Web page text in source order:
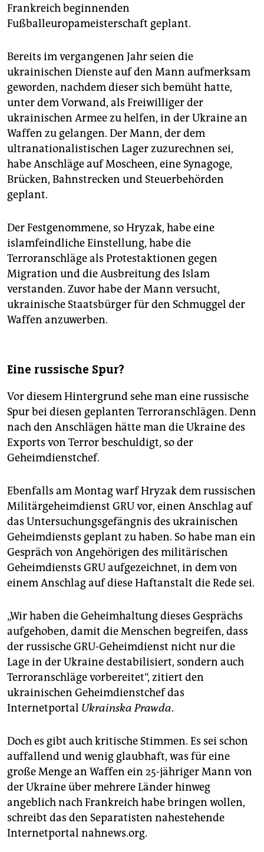
Frankreich beginnenden
Fußballeuropameisterschaft geplant.
Bereits im vergangenen Jahr seien die
ukrainischen Dienste auf den Mann aufmerksam
geworden, nachdem dieser sich bemüht hatte,
unter dem Vorwand, als Freiwilliger der
ukrainischen Armee zu helfen, in der Ukraine an
Waffen zu gelangen. Der Mann, der dem
ultranationalistischen Lager zuzurechnen sei,
habe Anschläge auf Moscheen, eine Synagoge,
Brücken, Bahnstrecken und Steuerbehörden
geplant.
Der Festgenommene, so Hryzak, habe eine
islamfeindliche Einstellung, habe die
Terroranschläge als Protestaktionen gegen
Migration und die Ausbreitung des Islam
verstanden. Zuvor habe der Mann versucht,
ukrainische Staatsbürger für den Schmuggel der
Waffen anzuwerben.
Eine russische Spur?
Vor diesem Hintergrund sehe man eine russische
Spur bei diesen geplanten Terroranschlägen. Denn
nach den Anschlägen hätte man die Ukraine des
Exports von Terror beschuldigt, so der
Geheimdienstchef.
Ebenfalls am Montag warf Hryzak dem russischen
Militärgeheimdienst GRU vor, einen Anschlag auf
das Untersuchungsgefängnis des ukrainischen
Geheimdiensts geplant zu haben. So habe man ein
Gespräch von Angehörigen des militärischen
Geheimdiensts GRU aufgezeichnet, in dem von
einem Anschlag auf diese Haftanstalt die Rede sei.
„Wir haben die Geheimhaltung dieses Gesprächs
aufgehoben, damit die Menschen begreifen, dass
der russische GRU-Geheimdienst nicht nur die
Lage in der Ukraine destabilisiert, sondern auch
Terroranschläge vorbereitet“, zitiert den
ukrainischen Geheimdienstchef das
Internetportal Ukrainska Prawda.
Doch es gibt auch kritische Stimmen. Es sei schon
auffallend und wenig glaubhaft, was für eine
große Menge an Waffen ein 25-jähriger Mann von
der Ukraine über mehrere Länder hinweg
angeblich nach Frankreich habe bringen wollen,
schreibt das den Separatisten nahestehende
Internetportal nahnews.org.